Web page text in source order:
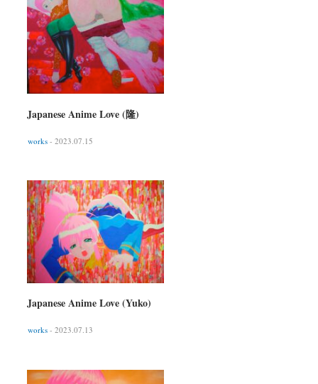
Japanese Anime Love (隆)
works - 2023.07.15
Japanese Anime Love (Yuko)
works - 2023.07.13